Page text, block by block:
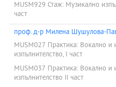
MUSM929 Стаж: Музикално
част
проф. д-р Милена Шушулова-
MUSM027 Практика: Вокално и
изпълнителство, I част
MUSM037 Практика: Вокално и
изпълнителство II част